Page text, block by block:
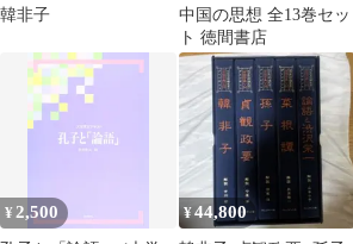
韓非子
中国の思想 全13巻セッ
ト 徳間書店
¥ 2,500 ¥44,800